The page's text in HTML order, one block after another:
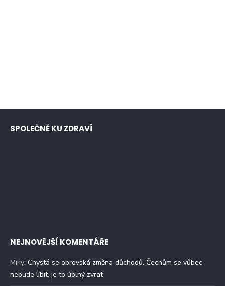
SPOLEČNĚ KU ZDRAVÍ
NEJNOVĚJŠÍ KOMENTÁŘE
Miky: Chystá se obrovská změna důchodů. Čechům se vůbec
nebude líbit, je to úplný zvrat